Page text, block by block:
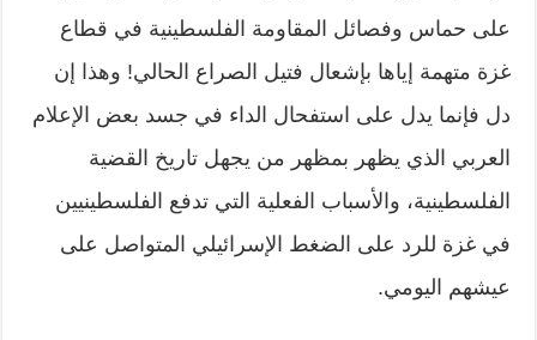
على حماس وفصائل المقاومة الفلسطينية في قطاع
غزة متهمة إياها بإشعال فتيل الصراع الحالي! وهذا إن
دل فإنما يدل على استفحال الداء في جسد بعض الإعلام
العربي الذي يظهر بمظهر من يجهل تاريخ القضية
الفلسطينية، والأسباب الفعلية التي تدفع الفلسطينيين
في غزة للرد على الضغط الإسرائيلي المتواصل على
عيشهم اليومي.